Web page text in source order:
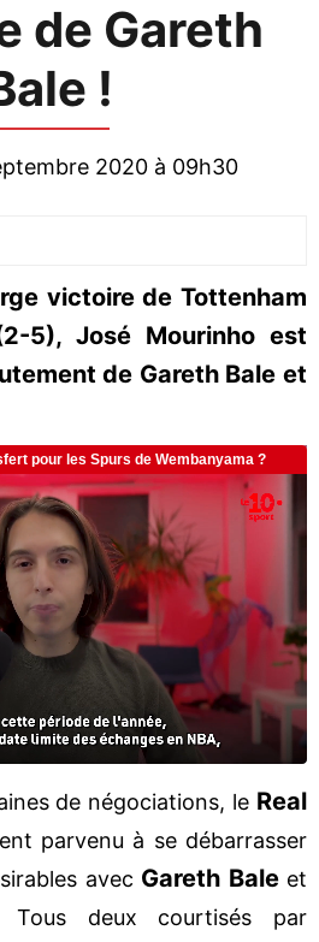
de Gareth
!
2020 à 09h30
victoire de Tottenham
5), José Mourinho est
de Gareth Bale et
de négociations, le Real
parvenu à se débarrasser
avec Gareth Baleet
Tous deux courtisés par